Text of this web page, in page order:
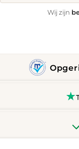
Wij zijn